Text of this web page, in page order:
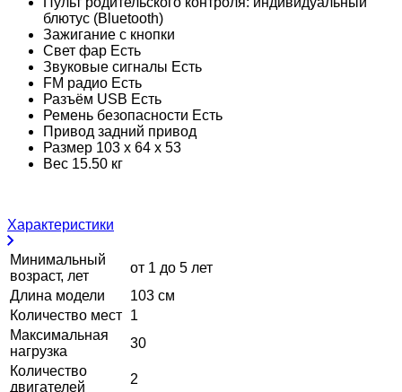
блютус (Bluetooth)
Зажигание с кнопки
Свет фар Есть
Звуковые сигналы Есть
FM радио Есть
Разъём USB Есть
Ремень безопасности Есть
Привод задний привод
Размер 103 х 64 х 53
Вес 15.50 кг
Характеристики
Минимальный
возраст, лет
от 1 до 5 лет
Длина модели
103 см
Количество мест 1
Максимальная
нагрузка
30
Количество
двигателей
2